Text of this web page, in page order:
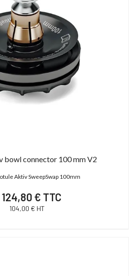
bowl connector 100 mm V2
Aktiv SweepSwap 100mm
124,80 € TTC
104,00 € HT